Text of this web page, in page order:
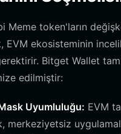
Meme token'ların
EVM ekosisteminin
Bitget Wallet
edilmiştir:
Uyumluluğu: EVM
merkeziyetsiz